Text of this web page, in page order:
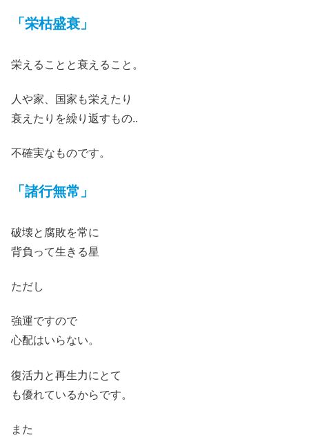
「栄枯盛衰 」
栄えることと衰えること。
人や家、国家も栄えたり
衰えたりを繰り返すもの..
不確実なものです。
「諸行無常」
破壊と腐敗を常に
背負って生きる星
ただし
強運ですので
心配はいらない。
復活力と再生力にとて
も優れているからです。
また